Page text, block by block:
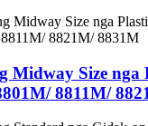
Midway Size nga
8811M/